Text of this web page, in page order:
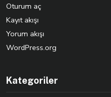
Oturum aç
Kayıt akışı
Yorum akışı
WordPress.org
Kategoriler